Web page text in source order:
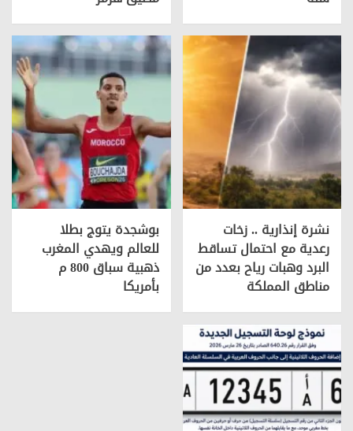
نشرة إنذارية .. زخات
رعدية مع احتمال تساقط
البرد وهبات رياح بعدد من
مناطق المملكة
بوشجدة يتوج بطلا
للعالم ويهدي المغرب
ذهبية سباق 800 م
بأمريكا